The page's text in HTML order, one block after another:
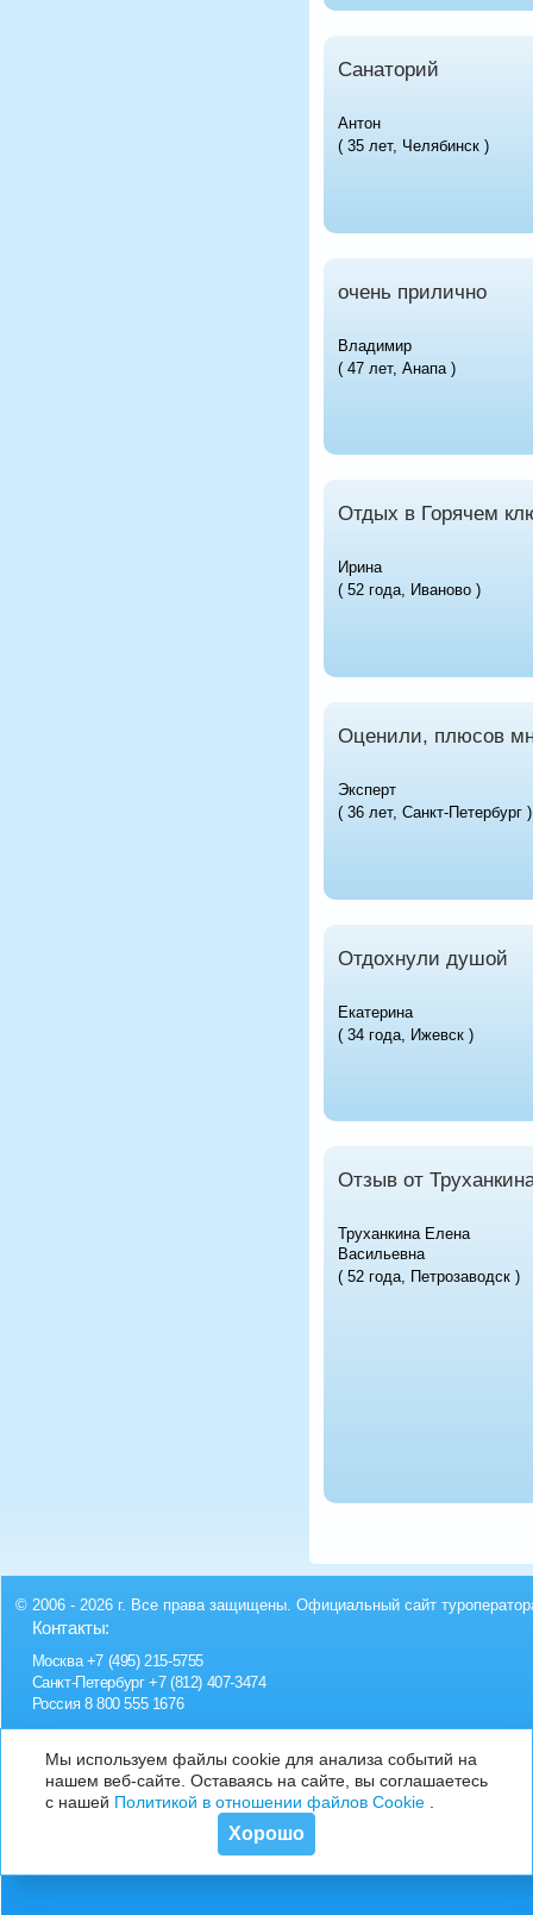
Санаторий
Антон
( 35 лет, Челябинск )
очень прилично
Владимир
( 47 лет, Анапа )
Отдых в Горячем
Ирина
( 52 года, Иваново )
Оценили, плюсов
Эксперт
( 36 лет, Санкт-Петербург )
Отдохнули душой
Екатерина
( 34 года, Ижевск )
Отзыв от
Труханкина Елена
Васильевна
( 52 года, Петрозаводск )
© 2006 - 2026 г. Все права защищены. Официальный сайт
Контакты:
Москва+7 (495) 215-5755
Санкт-Петербург+7 (812) 407-3474
Россия 8 800 555 1676
Мы используем файлы cookie для анализа событий на
нашем веб-сайте. Оставаясь на сайте, вы соглашаетесь
с нашей Политикой в отношении файлов Cookie.
Хорошо